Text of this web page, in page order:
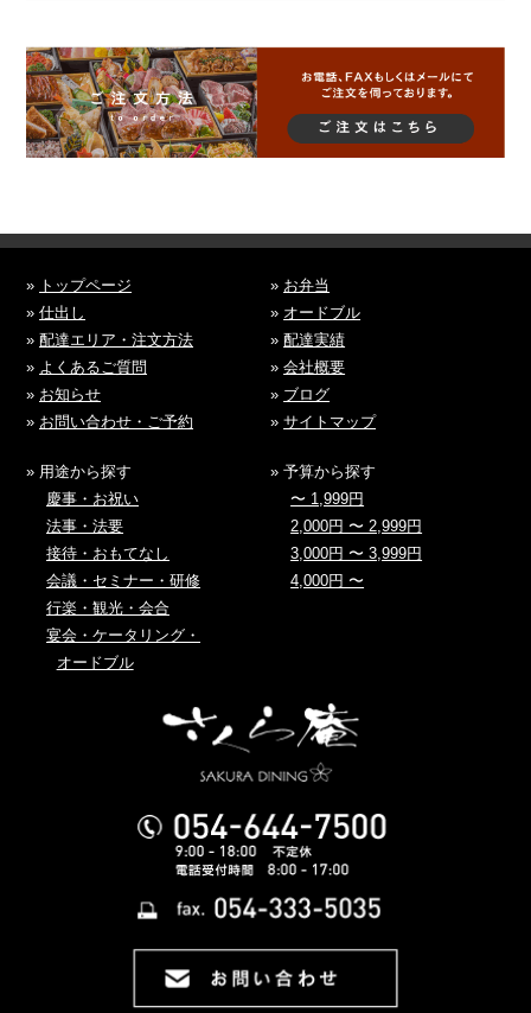
» トップページ » お弁当
»仕出し » オードブル
»配達エリア・注文方法 »配達実績
» よくあるご質問 »会社概要
» お知らせ » ブログ
» お問い合わせ・ご予約 »サイトマップ
» 用途から探す
慶事・お祝い
法事・法要
接待・おもてなし
会議・セミナー・研修
行楽・観光・会合
宴会・ケータリング・
オードブル
» 予算から探す
〜 1,999円
2,000円 〜 2,999円
3,000円 〜 3,999円
4,000円 〜